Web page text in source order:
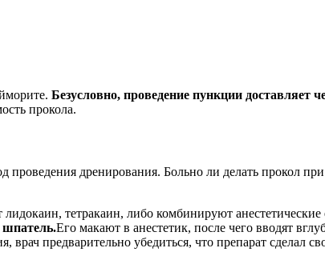
Безусловно, проведение пункции доставляет
прокола.
дренирования. Больно ли делать прокол
тетракаин, либо комбинируют
Его макают в анестетик, после чего вводят
предварительно убедиться, что препарат сделал